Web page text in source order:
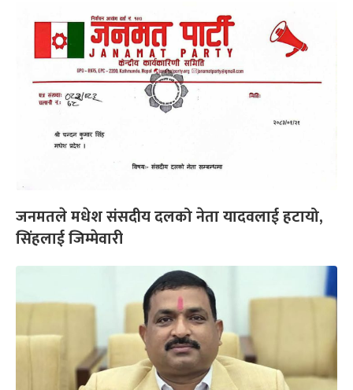
जनमतले मधेश संसदीय दलको नेता यादवलाई हटायो,
सिंहलाई जिम्मेवारी